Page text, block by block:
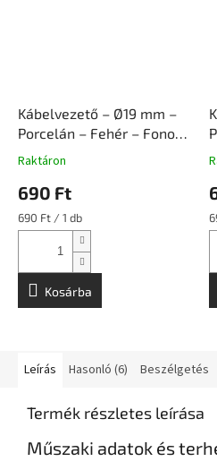
Kábelvezető – Ø19 mm –
Porcelán – Fehér – Fonott
Kábelhez | Ceramicon
Raktáron
690 Ft
Egységár:
690 Ft / 1 db
Kosárba
Leírás Hasonló (6) Beszélgetés
Termék részletes leírása
Műszaki adatok és